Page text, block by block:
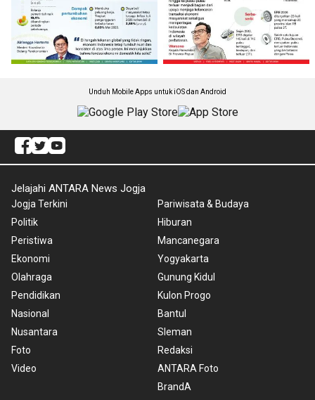
Unduh Mobile Apps untuk iOS dan Android
Jelajahi ANTARA News Jogja
Jogja Terkini
Politik
Peristiwa
Ekonomi
Olahraga
Pendidikan
Nasional
Nusantara
Foto
Video
Pariwisata & Budaya
Hiburan
Mancanegara
Yogyakarta
Gunung Kidul
Kulon Progo
Bantul
Sleman
Redaksi
ANTARA Foto
BrandA